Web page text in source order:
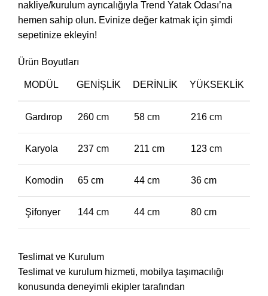
nakliye/kurulum ayrıcalığıyla Trend Yatak Odası’na
hemen sahip olun. Evinize değer katmak için şimdi
sepetinize ekleyin!
Ürün Boyutları
MODÜL GENIŞLIK DERINLIK YÜKSEKLIK
Gardırop 260 cm 58 cm 216 cm
Karyola 237 cm 211 cm 123 cm
Komodin 65 cm 44 cm 36 cm
Şifonyer 144 cm 44 cm 80 cm
Teslimat ve Kurulum
Teslimat ve kurulum hizmeti, mobilya taşımacılığı
konusunda deneyimli ekipler tarafından